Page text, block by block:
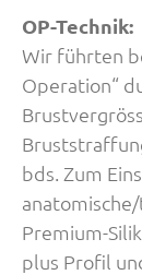
OP-Technik:
Wir führten
Operation“
bds. Zum
Premium-
plus Profil